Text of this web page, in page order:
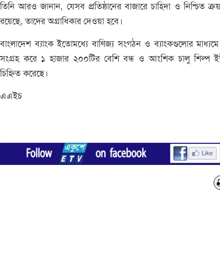
তিনি আরও জানান, যেসব প্রতিষ্ঠানের বাজারে চাহিদা ও নিশ্চিত
রয়েছে, তাদের অগ্রাধিকার দেওয়া হবে।
বাংলাদেশ ব্যাংক ইতোমধ্যে বাণিজ্য সংগঠন ও ব্যাংকগুলোর
সংগ্রহ করে ১ হাজার ২০০টির বেশি বন্ধ ও আংশিক চালু শিল্প
চিহ্নিত করেছে।
এএইচ